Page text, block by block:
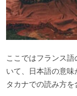
ここではフランス
いて、日本語の意
タカナでの読み方を